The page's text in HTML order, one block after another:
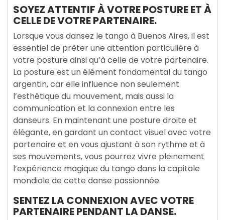
SOYEZ ATTENTIF À VOTRE POSTURE ET À
CELLE DE VOTRE PARTENAIRE.
Lorsque vous dansez le tango à Buenos Aires, il est
essentiel de prêter une attention particulière à
votre posture ainsi qu’à celle de votre partenaire.
La posture est un élément fondamental du tango
argentin, car elle influence non seulement
l’esthétique du mouvement, mais aussi la
communication et la connexion entre les
danseurs. En maintenant une posture droite et
élégante, en gardant un contact visuel avec votre
partenaire et en vous ajustant à son rythme et à
ses mouvements, vous pourrez vivre pleinement
l’expérience magique du tango dans la capitale
mondiale de cette danse passionnée.
SENTEZ LA CONNEXION AVEC VOTRE
PARTENAIRE PENDANT LA DANSE.